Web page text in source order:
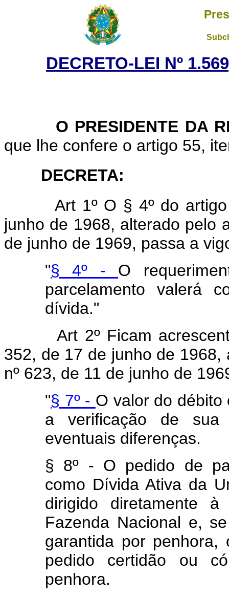
DECRETO-LEI Nº
O PRESIDENTE DA
que lhe confere o artigo 55,
DECRETA:
Art 1º O § 4º do
junho de 1968, alterado pelo
de junho de 1969, passa a
"§ 4º - O
parcelamento valerá
dívida."
Art 2º Ficam
352, de 17 de junho de 1968,
nº 623, de 11 de junho de
"§ 7º - O valor do débito
a verificação de
eventuais diferenças.
§ 8º - O pedido de
como Dívida Ativa da
dirigido diretamente à
Fazenda Nacional e,
garantida por
pedido certidão ou
penhora.